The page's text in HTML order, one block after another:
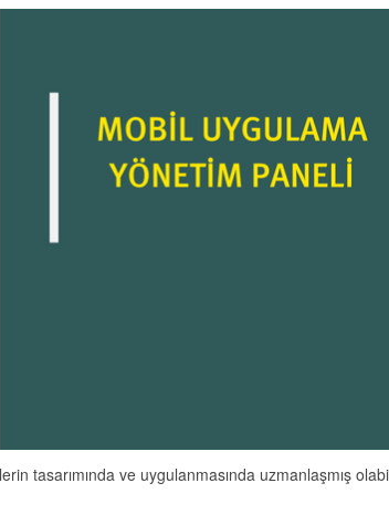
tasarımında ve uygulanmasında uzmanlaşmış